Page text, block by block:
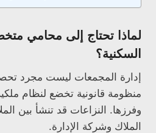
لماذا تحتاج إلى محامي
السكنية؟
إدارة المجمعات ليست مجرد
منظومة قانونية تخضع لنظام
وفرزها. النزاعات قد تنشأ بين
الملاك وشركة الإدارة.